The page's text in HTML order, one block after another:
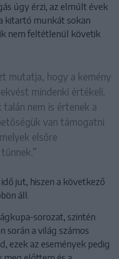
úgy érzi, az elmúlt évek
kitartó munkát sokan
nem feltétlenül követik
mutatja, hogy a kemény
mindenki értékeli.
talán nem is értenek a
van támogatni
elsőre
jut, hiszen a következő
áll.
sorozat, szintén
során a világ számos
ezek az események pedig